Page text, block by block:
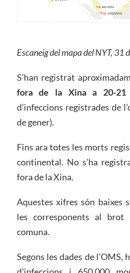
Escaneig del mapa del NYT, 31
S’han registrat
fora de la Xina a 20-21
d’infeccions registrades de
de gener).
Fins ara totes les morts
continental. No s’ha
fora de la Xina.
Aquestes xifres són baixes
les corresponents al brot
comuna.
Segons les dades de l’OMS,